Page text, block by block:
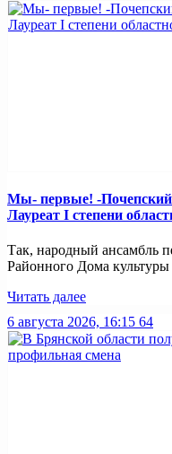
Мы- первые! -
Лауреат I степени
Так, народный ансамбль
Районного Дома культуры
Читать далее
6 августа 2026, 16:15 64